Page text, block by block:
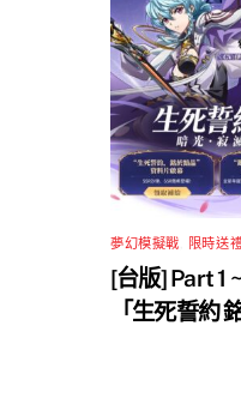
夢幻模擬戰 限時送
[台版] Part 1
「生死誓約